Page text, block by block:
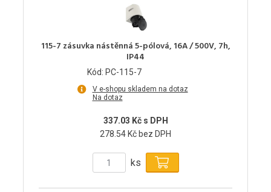
115-7 zásuvka nástěnná 5-pólová, 16A / 500V, 7h,
IP44
Kód: PC-115-7
V e-shopu skladem na dotaz
Na dotaz
337.03 Kč s DPH
278.54 Kč bez DPH
ks